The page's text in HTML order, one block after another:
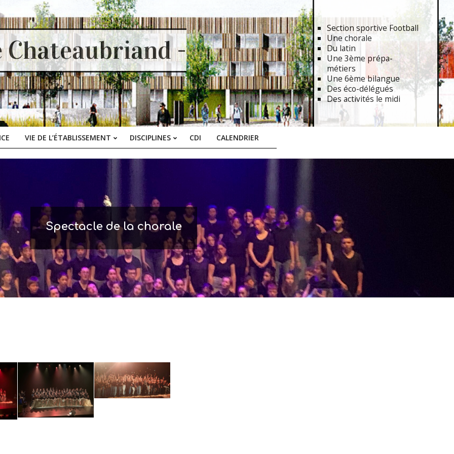
Chateaubriand -
Section sportive Football
Une chorale
Du latin
Une 3ème prépa-
métiers
Une 6ème bilangue
Des éco-délégués
Des activités le midi
Primary
Navigation
Menu
VIE DE L’ÉTABLISSEMENT DISCIPLINES CDI CALENDRIER
Spectacle de la chorale